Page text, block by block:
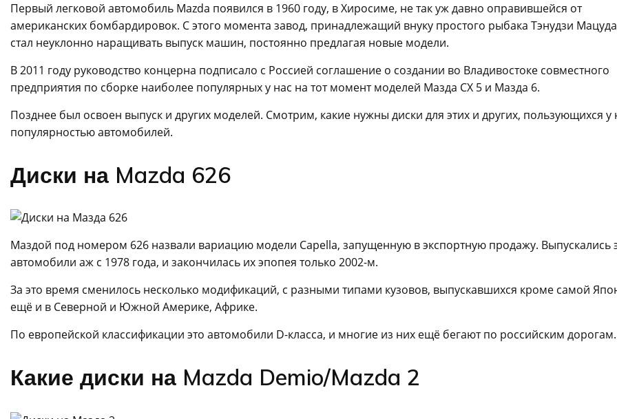
Первый легковой автомобиль Mazda появился в 1960 году, в Хиросиме, не так уж давно оправившейся от
американских бомбардировок. С этого момента завод, принадлежащий внуку простого рыбака Тэнудзи
стал неуклонно наращивать выпуск машин, постоянно предлагая новые модели.
В 2011 году руководство концерна подписало с Россией соглашение о создании во Владивостоке совместного
предприятия по сборке наиболее популярных у нас на тот момент моделей Мазда СХ 5 и Мазда 6.
Позднее был освоен выпуск и других моделей. Смотрим, какие нужны диски для этих и других, пользующихся у
популярностью автомобилей.
Диски на Mazda 626
Маздой под номером 626 назвали вариацию модели Capella, запущенную в экспортную продажу. Выпускались
автомобили аж с 1978 года, и закончилась их эпопея только 2002-м.
За это время сменилось несколько модификаций, с разными типами кузовов, выпускавшихся кроме самой
ещё и в Северной и Южной Америке, Африке.
По европейской классификации это автомобили D-класса, и многие из них ещё бегают по российским дорогам.
Какие диски на Mazda Demio/Mazda 2